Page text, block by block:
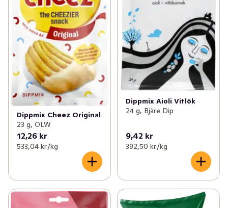
Dippmix Cheez Original
23 g, OLW
12,26 kr
533,04 kr /kg
Dippmix Aioli Vitlök
24 g, Bjäre Dip
9,42 kr
392,50 kr /kg